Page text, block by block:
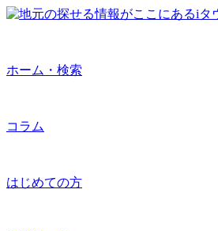
ホーム・検索
コラム
はじめての方